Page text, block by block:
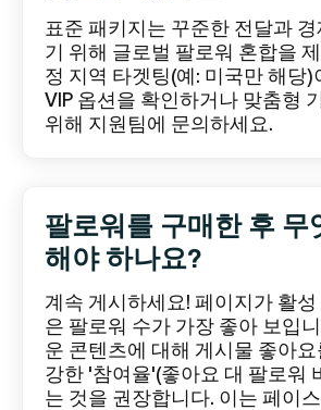
표준 패키지는 꾸준한 전달과
기 위해 글로벌 팔로워 혼합을
정 지역 타겟팅(예: 미국만 해당)
VIP 옵션을 확인하거나 맞춤형
위해 지원팀에 문의하세요.
팔로워를 구매한 후 무
해야 하나요?
계속 게시하세요! 페이지가 활성
은 팔로워 수가 가장 좋아 보입
운 콘텐츠에 대해 게시물 좋아
강한 '참여율'(좋아요 대 팔로워
는 것을 권장합니다. 이는 페이